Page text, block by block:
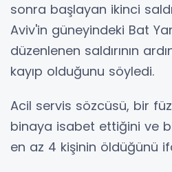
sonra başlayan ikinci
Aviv'in güneyindeki Bat
düzenlenen saldırının
kayıp olduğunu söyledi.
Acil servis sözcüsü, bir
binaya isabet ettiğini ve
en az 4 kişinin öldüğünü